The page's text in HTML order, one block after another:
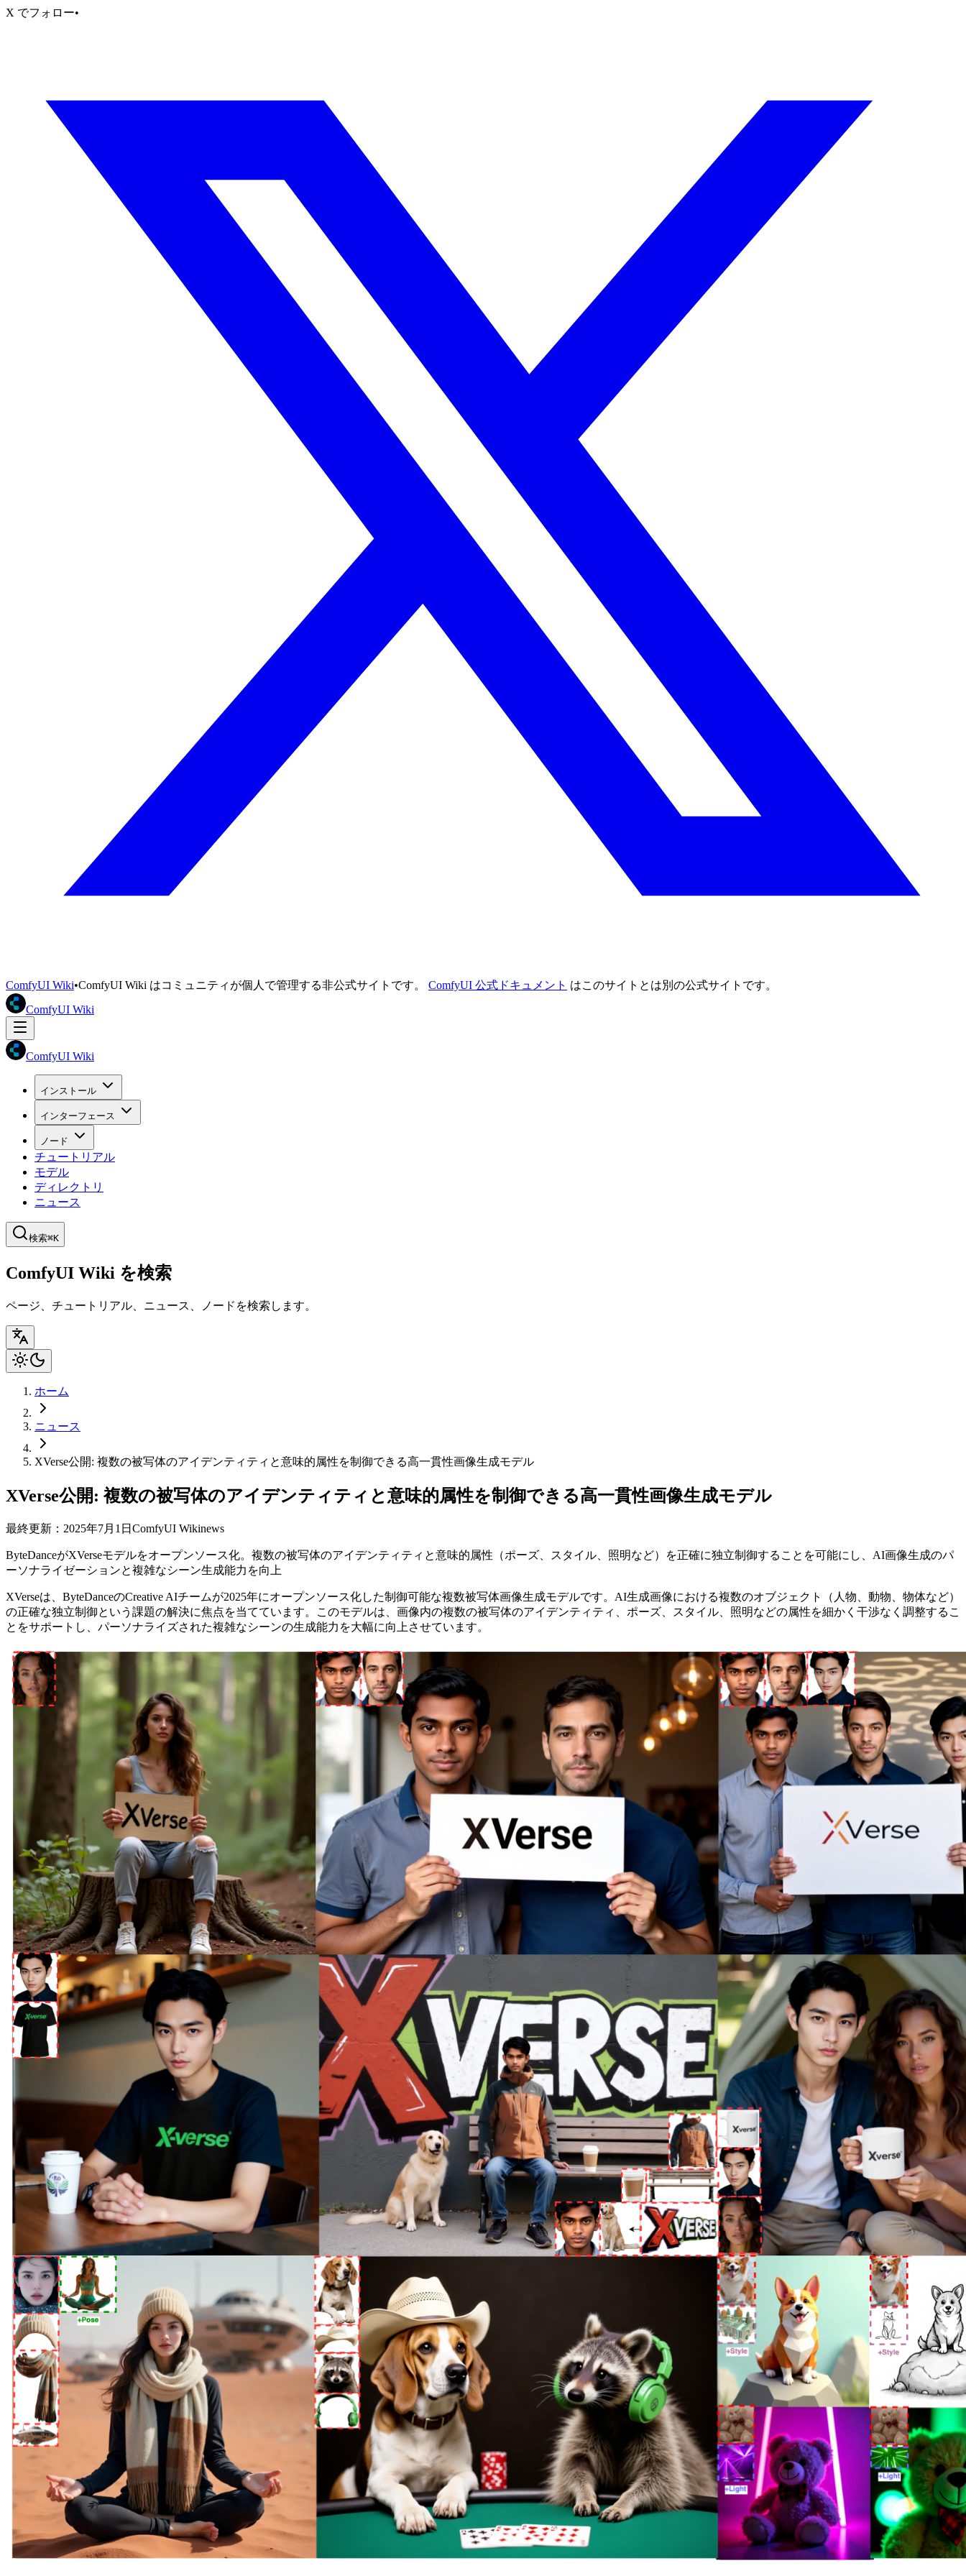
X でフォロー•
ComfyUI Wiki•ComfyUI Wiki はコミュニティが個人で管理する非公式サイトです。 ComfyUI 公式ドキュメント はこのサイトとは別の公式サイトです。
ComfyUI Wiki
ComfyUI Wiki
インストール
インターフェース
ノード
チュートリアル
モデル
ディレクトリ
ニュース
検索⌘K
ComfyUI Wiki を検索
ページ、チュートリアル、ニュース、ノードを検索します。
ホーム
ニュース
XVerse公開: 複数の被写体のアイデンティティと意味的属性を制御できる高一貫性画像生成モデル
XVerse公開: 複数の被写体のアイデンティティと意味的属性を制御できる高一貫性画像生成モデル
最終更新：2025年7月1日 ComfyUI Wikinews
ByteDanceがXVerseモデルをオープンソース化。複数の被写体のアイデンティティと意味的属性（ポーズ、スタイル、照明など）を正確に独立制御することを可能にし、AI画像生成のパ
ーソナライゼーションと複雑なシーン生成能力を向上
XVerseは、ByteDanceのCreative AIチームが2025年にオープンソース化した制御可能な複数被写体画像生成モデルです。AI生成画像における複数のオブジェクト（人物、動物、物体など）
の正確な独立制御という課題の解決に焦点を当てています。このモデルは、画像内の複数の被写体のアイデンティティ、ポーズ、スタイル、照明などの属性を細かく干渉なく調整するこ
とをサポートし、パーソナライズされた複雑なシーンの生成能力を大幅に向上させています。